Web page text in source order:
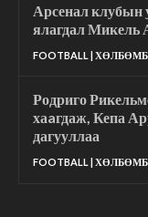
Арсенал клубын
ялагдал Микель
FOOTBALL |
Родриго
хаaгдаж, Кепа
дагууллаа
FOOTBALL |